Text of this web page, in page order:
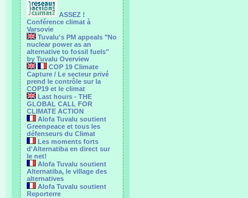
ASSEZ !
Conférence climat à
Varsovie
Tuvalu's PM appeals "No
nuclear power as an
alternative to fossil fuels"
by Tuvalu Overview
COP 19 Climate
Capture / Le secteur privé
prend le contrôle sur la
COP19 et le climat
Last hours - THE
GLOBAL CALL FOR
CLIMATE ACTION
Alofa Tuvalu soutient
Greenpeace et tous les
défenseurs du Climat
Les moments forts
d'Alternatiba en direct sur
le net!
Alofa Tuvalu soutient
Alternatiba, le village des
alternatives
Alofa Tuvalu soutient
Reporterre